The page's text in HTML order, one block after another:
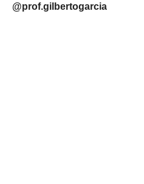
@prof.gilbertogarcia